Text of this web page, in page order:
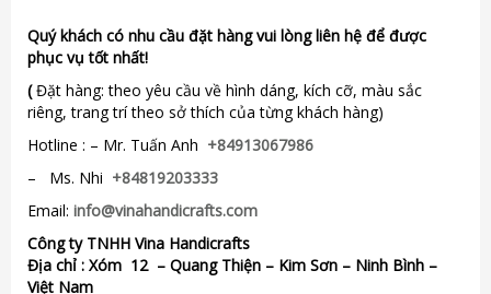
Quý khách có nhu cầu đặt hàng vui lòng liên hệ để được
phục vụ tốt nhất!
(Đặt hàng: theo yêu cầu về hình dáng, kích cỡ, màu sắc
riêng, trang trí theo sở thích của từng khách hàng)
Hotline : – Mr. Tuấn Anh +84913067986
– Ms. Nhi +84819203333
Email: info@vinahandicrafts.com
Công ty TNHH Vina Handicrafts
Địa chỉ : Xóm 12– Quang Thiện – Kim Sơn – Ninh Bình –
Việt Nam